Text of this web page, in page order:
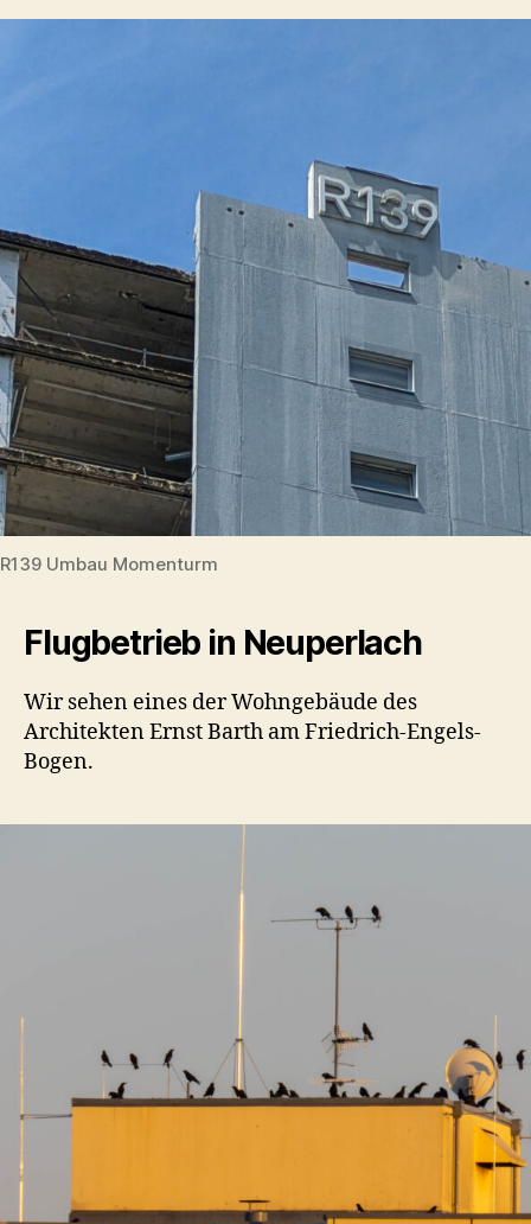
R139 Umbau Momenturm
Flugbetrieb in Neuperlach
Wir sehen eines der Wohngebäude des
Architekten Ernst Barth am Friedrich-Engels-
Bogen.